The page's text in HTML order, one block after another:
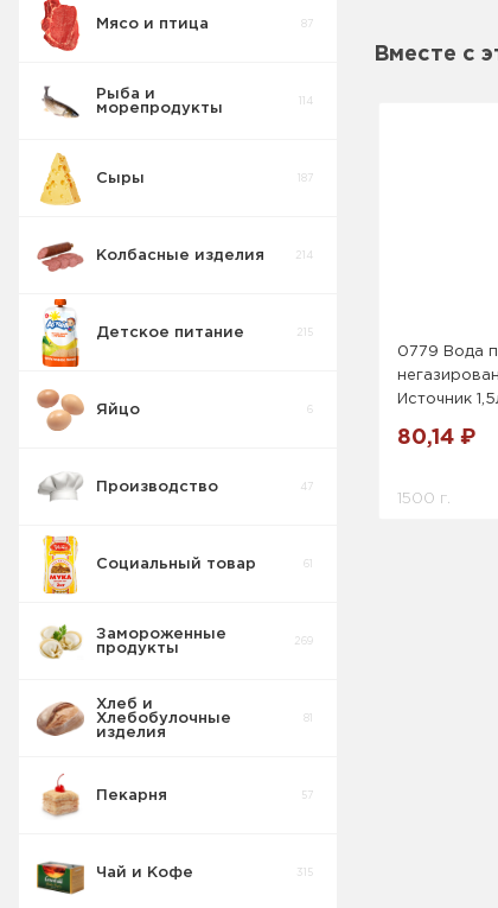
Консервы
Соленья
Мясо и птица 87
Рыба и
морепродукты
114
Сыры 187
Колбасные изделия 214
Детское питание 215
Яйцо 6
Производство 47
Социальный товар 61
Замороженные
продукты
269
Хлеб и
Хлебобулочные
изделия
81
Пекарня 57
Чай и Кофе 315
Вместе с
0779 Вода
Источник
80,14 ₽
1500 г.